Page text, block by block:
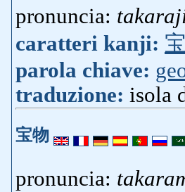
pronuncia:
caratteri kanji:
parola chiave:
traduzione: isola
宝物
pronuncia: